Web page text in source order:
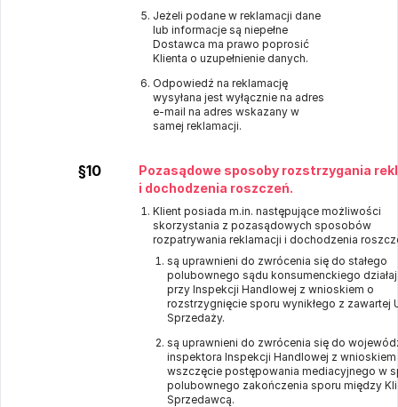
Jeżeli podane w reklamacji dane
lub informacje są niepełne
Dostawca ma prawo poprosić
Klienta o uzupełnienie danych.
Odpowiedź na reklamację
wysyłana jest wyłącznie na adres
e-mail na adres wskazany w
samej reklamacji.
§10
Pozasądowe sposoby rozstrzygania
i dochodzenia roszczeń.
Klient posiada m.in. następujące możliwości
skorzystania z pozasądowych sposobów
rozpatrywania reklamacji i dochodzenia
są uprawnieni do zwrócenia się do stałego
polubownego sądu konsumenckiego
przy Inspekcji Handlowej z wnioskiem o
rozstrzygnięcie sporu wynikłego z zawartej
Sprzedaży.
są uprawnieni do zwrócenia się do
inspektora Inspekcji Handlowej z
wszczęcie postępowania mediacyjnego w
polubownego zakończenia sporu między
Sprzedawcą.